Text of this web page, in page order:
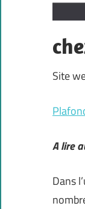
Site
A lire
Dans